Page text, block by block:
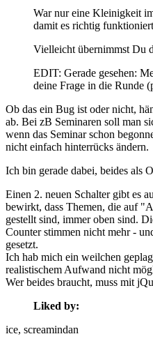
War nur eine Kleinigkeit
damit es richtig
Vielleicht übernimmst Du
EDIT: Gerade gesehen:
deine Frage in die Runde
Ob das ein Bug ist oder nicht,
ab. Bei zB Seminaren soll man
wenn das Seminar schon
nicht einfach hinterrücks ändern.
Ich bin gerade dabei, beides als
Einen 2. neuen Schalter gibt es
bewirkt, dass Themen, die auf
gestellt sind, immer oben sind.
Counter stimmen nicht mehr -
gesetzt.
Ich hab mich ein weilchen
realistischem Aufwand nicht
Wer beides braucht, muss mit
Liked by:
ice, screamindan